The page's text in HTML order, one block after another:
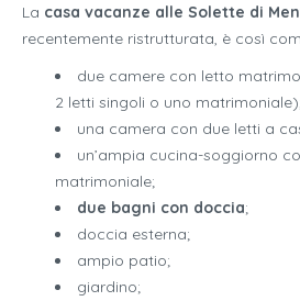
La casa vacanze alle Solette di
recentemente ristrutturata, è così
due camere con letto
2 letti singoli o uno
una camera con due letti a
un’ampia cucina-soggiorno
matrimoniale;
due bagni con doccia;
doccia esterna;
ampio patio;
giardino;